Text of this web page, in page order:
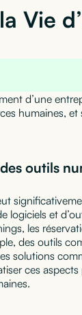
Vie
d’une
humaines,
outils
logiciels et
les
des outils
solutions
ces